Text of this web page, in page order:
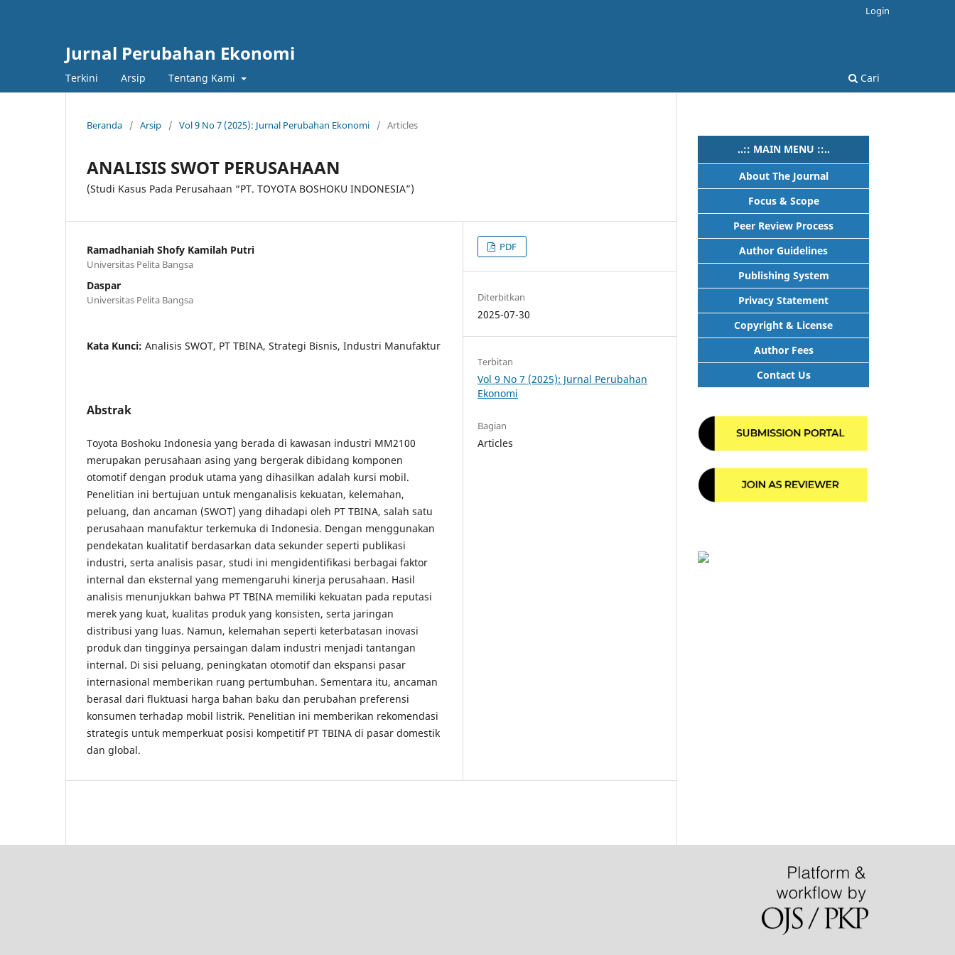
Jurnal Perubahan Ekonomi
Terkini Arsip Tentang Kami Cari
Login
Beranda / Arsip / Vol 9 No 7 (2025): Jurnal Perubahan Ekonomi / Articles
ANALISIS SWOT PERUSAHAAN
(Studi Kasus Pada Perusahaan “PT. TOYOTA BOSHOKU INDONESIA”)
Ramadhaniah Shofy Kamilah Putri
Universitas Pelita Bangsa
Daspar
Universitas Pelita Bangsa
Kata Kunci: Analisis SWOT, PT TBINA, Strategi Bisnis, Industri Manufaktur
Abstrak
Toyota Boshoku Indonesia yang berada di kawasan industri MM2100
merupakan perusahaan asing yang bergerak dibidang komponen
otomotif dengan produk utama yang dihasilkan adalah kursi mobil.
Penelitian ini bertujuan untuk menganalisis kekuatan, kelemahan,
peluang, dan ancaman (SWOT) yang dihadapi oleh PT TBINA, salah satu
perusahaan manufaktur terkemuka di Indonesia. Dengan menggunakan
pendekatan kualitatif berdasarkan data sekunder seperti publikasi
industri, serta analisis pasar, studi ini mengidentifikasi berbagai faktor
internal dan eksternal yang memengaruhi kinerja perusahaan. Hasil
analisis menunjukkan bahwa PT TBINA memiliki kekuatan pada reputasi
merek yang kuat, kualitas produk yang konsisten, serta jaringan
distribusi yang luas. Namun, kelemahan seperti keterbatasan inovasi
produk dan tingginya persaingan dalam industri menjadi tantangan
internal. Di sisi peluang, peningkatan otomotif dan ekspansi pasar
internasional memberikan ruang pertumbuhan. Sementara itu, ancaman
berasal dari fluktuasi harga bahan baku dan perubahan preferensi
konsumen terhadap mobil listrik. Penelitian ini memberikan rekomendasi
strategis untuk memperkuat posisi kompetitif PT TBINA di pasar domestik
dan global.
PDF
Diterbitkan
2025-07-30
Terbitan
Vol 9 No 7 (2025): Jurnal Perubahan
Ekonomi
Bagian
Articles
..:: MAIN MENU ::..
About The Journal
Focus & Scope
Peer Review Process
Author Guidelines
Publishing System
Privacy Statement
Copyright & License
Author Fees
Contact Us